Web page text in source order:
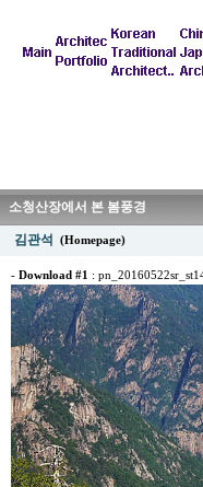
소청산장에서 본 봄풍경
김관석 (Homepage)
- Download #1 :